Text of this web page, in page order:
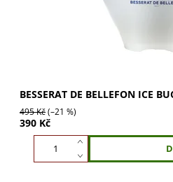
BESSERAT DE BELLEFON ICE
495 Kč(–21 %)
390 Kč